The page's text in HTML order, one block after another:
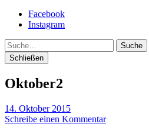
Facebook
Instagram
Suche
Schließen
Oktober2
14. Oktober 2015
Schreibe einen Kommentar